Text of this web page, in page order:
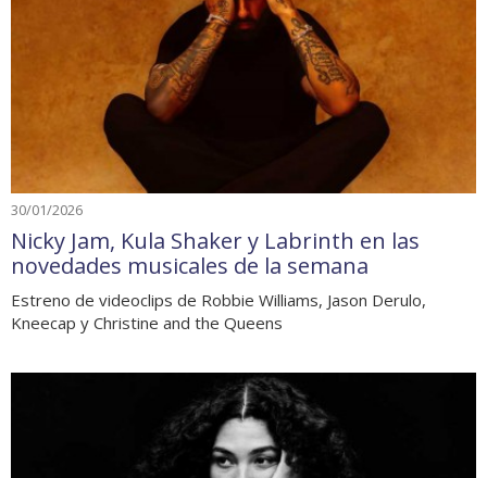
30/01/2026
Nicky Jam, Kula Shaker y Labrinth en las
novedades musicales de la semana
Estreno de videoclips de Robbie Williams, Jason Derulo,
Kneecap y Christine and the Queens